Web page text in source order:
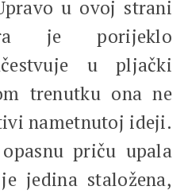
u ovoj strani
je porijeklo
u pljački
trenutku ona ne
nametnutoj ideji.
priču upala
jedina staložena,